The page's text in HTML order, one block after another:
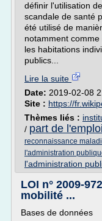
définir l'utilisation
scandale de santé
été utilisé de
notamment
les habitations
publics...
Lire la suite
Date: 2019-02-08
Site : https://
Thèmes liés :
/ part de
reconnaissance
l'administration
l'administration
LOI n° 2009-
mobilité ...
Bases de données